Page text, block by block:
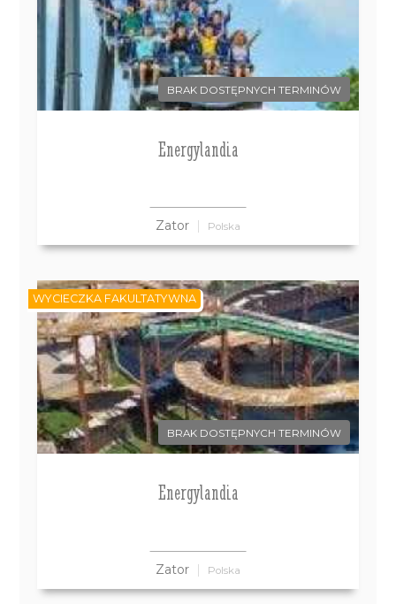
BRAK DOSTĘPNYCH TERMINÓW
Energylandia
Zator Polska
BRAK DOSTĘPNYCH TERMINÓW
Energylandia
Zator Polska
WYCIECZKA FAKULTATYWNA